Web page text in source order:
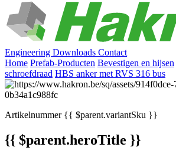
Engineering Downloads Contact
Home Prefab-Producten Bevestigen en hijsen
schroefdraad HBS anker met RVS 316 bus
Artikelnummer{{ $parent.variantSku }}
{{ $parent.heroTitle }}